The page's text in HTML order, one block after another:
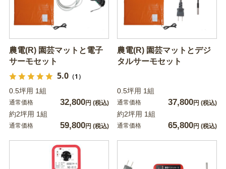
農電(R) 園芸マットと電子
サーモセット
5.0（1）
0.5坪用 1組
通常価格 32,800円 (税込)
約2坪用 1組
通常価格 59,800円 (税込)
農電(R) 園芸マットとデジ
タルサーモセット
0.5坪用 1組
通常価格 37,800円 (税込)
約2坪用 1組
通常価格 65,800円 (税込)